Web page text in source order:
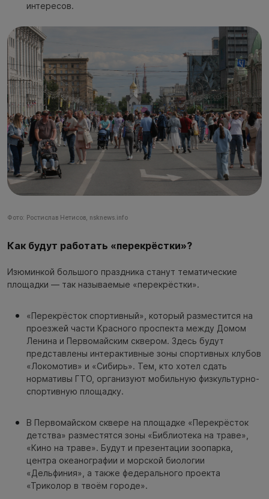
интересов.
Фото: Ростислав Нетисов, nsknews.info
Как будут работать «перекрёстки»?
Изюминкой большого праздника станут тематические
площадки — так называемые «перекрёстки».
«Перекрёсток спортивный», который разместится на
проезжей части Красного проспекта между Домом
Ленина и Первомайским сквером. Здесь будут
представлены интерактивные зоны спортивных клубов
«Локомотив» и «Сибирь». Тем, кто хотел сдать
нормативы ГТО, организуют мобильную физкультурно-
спортивную площадку.
В Первомайском сквере на площадке «Перекрёсток
детства» разместятся зоны «Библиотека на траве»,
«Кино на траве». Будут и презентации зоопарка,
центра океанографии и морской биологии
«Дельфиния», а также федерального проекта
«Триколор в твоём городе».